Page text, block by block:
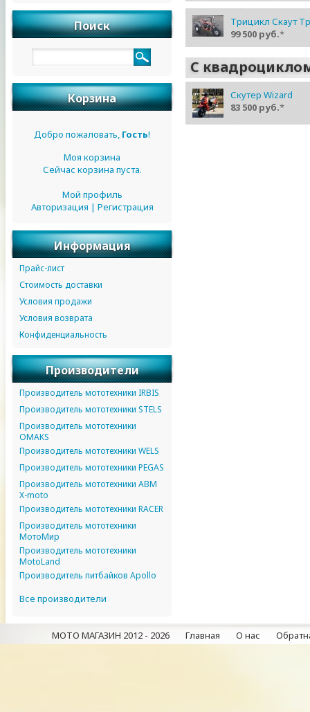
Трицикл Скаут
99 500 руб.*
С
Скутер Wizard
83 500 руб.*
Поиск
Корзина
Добро пожаловать, Гость!
Моя корзина
Сейчас корзина пуста.
Мой профиль
Авторизация | Регистрация
Информация
Прайс-лист
Стоимость доставки
Условия продажи
Условия возврата
Конфиденциальность
Производители
Производитель мототехники IRBIS
Производитель мототехники STELS
Производитель мототехники
OMAKS
Производитель мототехники WELS
Производитель мототехники PEGAS
Производитель мототехники ABM
X-moto
Производитель мототехники RACER
Производитель мототехники
МотоМир
Производитель мототехники
MotoLand
Производитель питбайков Apollo
Все производители
МОТО МАГАЗИН 2012 - 2026 Главная О нас